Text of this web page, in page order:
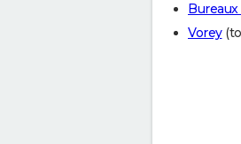
Bureaux
Vorey